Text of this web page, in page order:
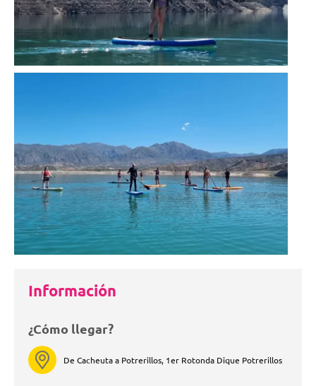
Información
¿Cómo llegar?
De Cacheuta a Potrerillos, 1er Rotonda Dique Potrerillos